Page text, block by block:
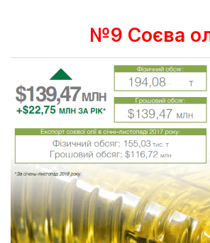
№9 Соєва